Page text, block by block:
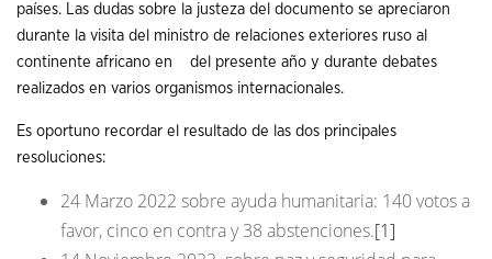
países. Las dudas sobre la justeza del documento se apreciaron
durante la visita del ministro de relaciones exteriores ruso al
continente africano en del presente año y durante debates
realizados en varios organismos internacionales.
Es oportuno recordar el resultado de las dos principales
resoluciones:
24 Marzo 2022 sobre ayuda humanitaria: 140 votos a
favor, cinco en contra y 38 abstenciones.[1]